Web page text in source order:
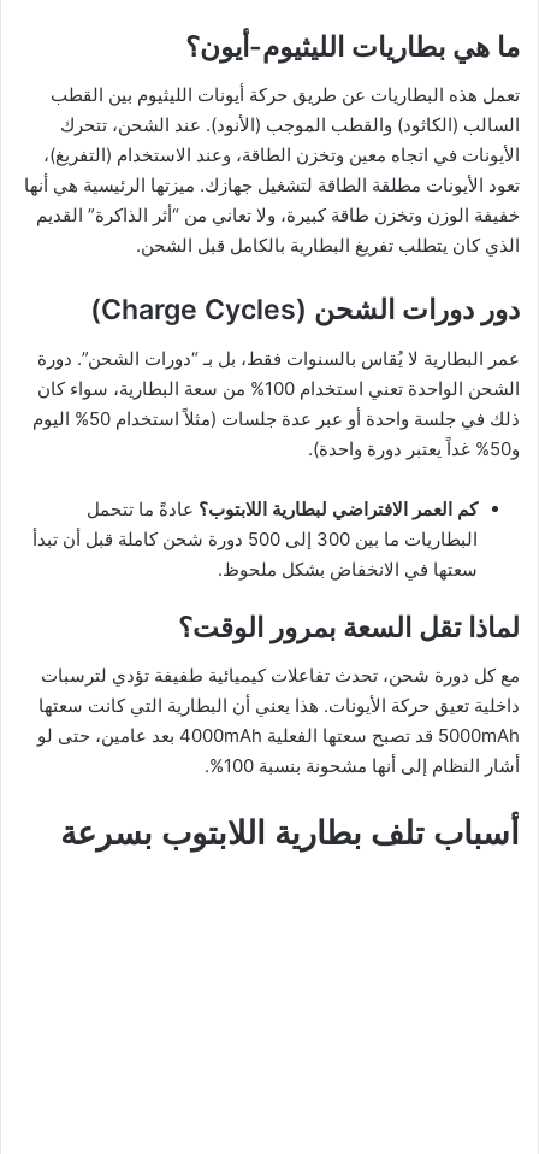
ما هي بطاريات الليثيوم-أيون؟
تعمل هذه البطاريات عن طريق حركة أيونات الليثيوم بين القطب
السالب (الكاثود) والقطب الموجب (الأنود). عند الشحن، تتحرك
الأيونات في اتجاه معين وتخزن الطاقة، وعند الاستخدام (التفريغ)،
تعود الأيونات مطلقة الطاقة لتشغيل جهازك. ميزتها الرئيسية هي أنها
خفيفة الوزن وتخزن طاقة كبيرة، ولا تعاني من “أثر الذاكرة” القديم
الذي كان يتطلب تفريغ البطارية بالكامل قبل الشحن.
دور دورات الشحن (Charge Cycles)
عمر البطارية لا يُقاس بالسنوات فقط، بل بـ “دورات الشحن”. دورة
الشحن الواحدة تعني استخدام 100% من سعة البطارية، سواء كان
ذلك في جلسة واحدة أو عبر عدة جلسات (مثلاً استخدام 50% اليوم
و50% غداً يعتبر دورة واحدة).
كم العمر الافتراضي لبطارية اللابتوب؟ عادةً ما تتحمل
البطاريات ما بين 300 إلى 500 دورة شحن كاملة قبل أن تبدأ
سعتها في الانخفاض بشكل ملحوظ.
لماذا تقل السعة بمرور الوقت؟
مع كل دورة شحن، تحدث تفاعلات كيميائية طفيفة تؤدي لترسبات
داخلية تعيق حركة الأيونات. هذا يعني أن البطارية التي كانت سعتها
5000mAh قد تصبح سعتها الفعلية 4000mAh بعد عامين، حتى لو
أشار النظام إلى أنها مشحونة بنسبة 100%.
أسباب تلف بطارية اللابتوب بسرعة